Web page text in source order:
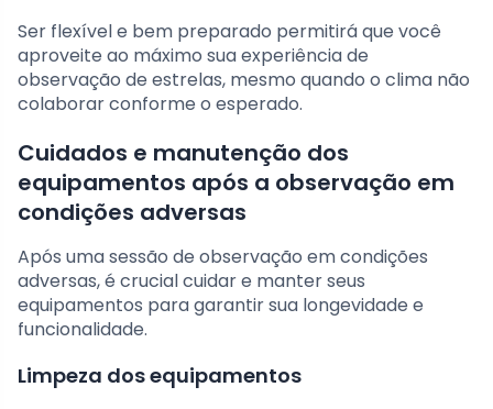
Ser flexível e bem preparado permitirá que você
aproveite ao máximo sua experiência de
observação de estrelas, mesmo quando o clima não
colaborar conforme o esperado.
Cuidados e manutenção dos
equipamentos após a observação em
condições adversas
Após uma sessão de observação em condições
adversas, é crucial cuidar e manter seus
equipamentos para garantir sua longevidade e
funcionalidade.
Limpeza dos equipamentos